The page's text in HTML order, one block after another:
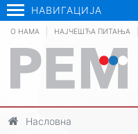
НАВИГАЦИЈА
О НАМА НАЈЧЕШЋА ПИТАЊА
Насловна